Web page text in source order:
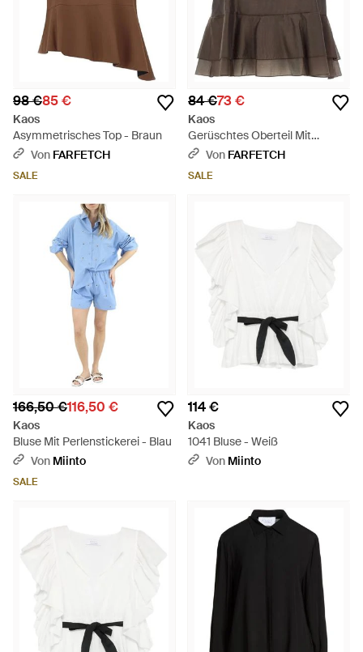
98 €85 €
Kaos
Asymmetrisches Top - Braun
Von FARFETCH
SALE
84 €73 €
Kaos
Gerüschtes Oberteil Mit
Schleifenverschluss - Braun
Von FARFETCH
SALE
166,50 €116,50 €
Kaos
Bluse Mit Perlenstickerei - Blau
Von Miinto
SALE
114 €
Kaos
1041 Bluse - Weiß
Von Miinto